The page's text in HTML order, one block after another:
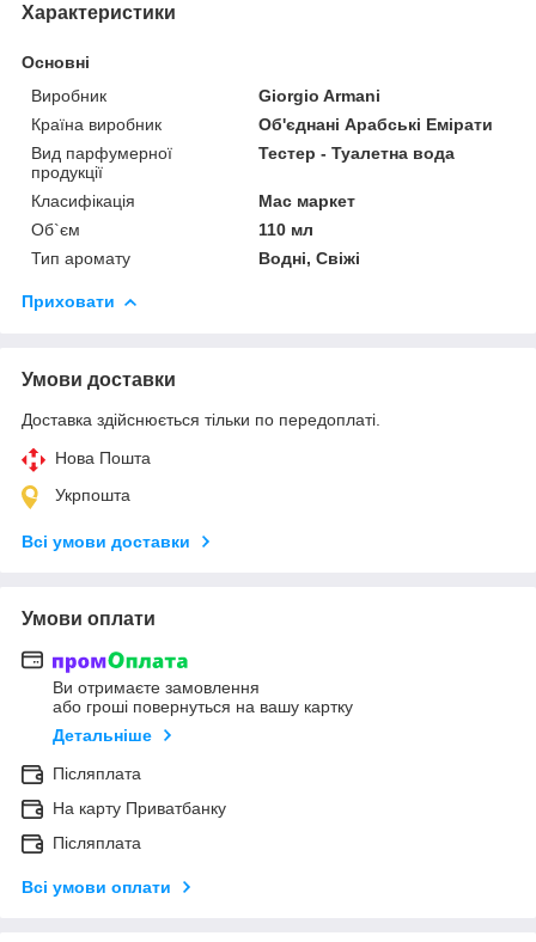
Характеристики
Основні
Виробник
Giorgio Armani
Країна виробник
Об'єднані Арабські Емірати
Вид парфумерної
продукції
Тестер - Туалетна вода
Класифікація
Мас маркет
Об`єм
110 мл
Тип аромату
Водні, Свіжі
Приховати
Умови доставки
Доставка здійснюється тільки по передоплаті.
Нова Пошта
Укрпошта
Всі умови доставки
Умови оплати
Ви отримаєте замовлення
або гроші повернуться на вашу картку
Детальніше
Післяплата
На карту Приватбанку
Післяплата
Всі умови оплати